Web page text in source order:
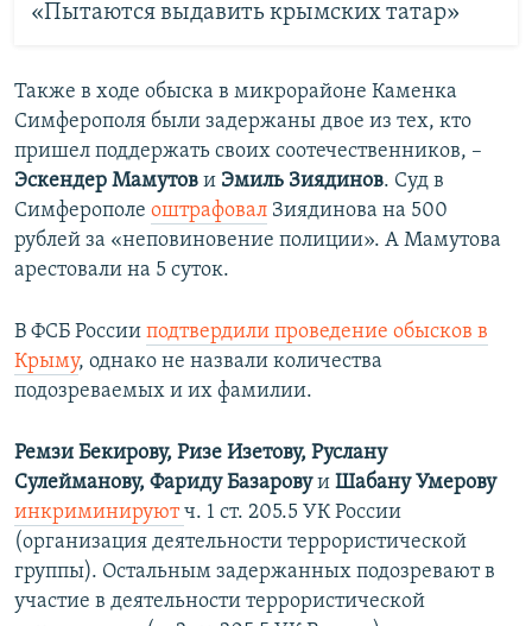
«Пытаются выдавить крымских татар»
Также в ходе обыска в микрорайоне Каменка
Симферополя были задержаны двое из тех, кто
пришел поддержать своих соотечественников, –
Эскендер Мамутов и Эмиль Зиядинов. Суд в
Симферополе оштрафовал Зиядинова на 500
рублей за «неповиновение полиции». А Мамутова
арестовали на 5 суток.
В ФСБ России подтвердили проведение обысков в
Крыму, однако не назвали количества
подозреваемых и их фамилии.
Ремзи Бекирову, Ризе Изетову, Руслану
Сулейманову, Фариду Базаровуи Шабану Умерову
инкриминируютч. 1 ст. 205.5 УК России
(организация деятельности террористической
группы). Остальным задержанных подозревают в
участие в деятельности террористической